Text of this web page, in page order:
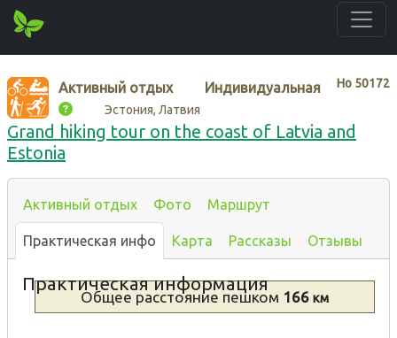
Нo 50172
Активный отдых Индивидуальная
Эстония, Латвия
Grand hiking tour on the coast of Latvia and
Estonia
Активный отдых Фото Маршрут
Практическая инфо Карта Рассказы Отзывы
Практическая информация
Общее расстояние пешком 166 км
Тип
Описание